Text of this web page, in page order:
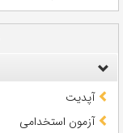
آپدیت
آزمون استخدامی